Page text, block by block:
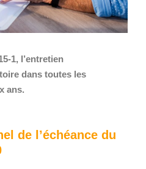
1, l’entretien
dans toutes les
ans.
de l’échéance du